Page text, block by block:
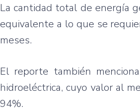
La cantidad total de energía
equivalente a lo que se
meses.
El reporte también
hidroeléctrica, cuyo valor al
94%.